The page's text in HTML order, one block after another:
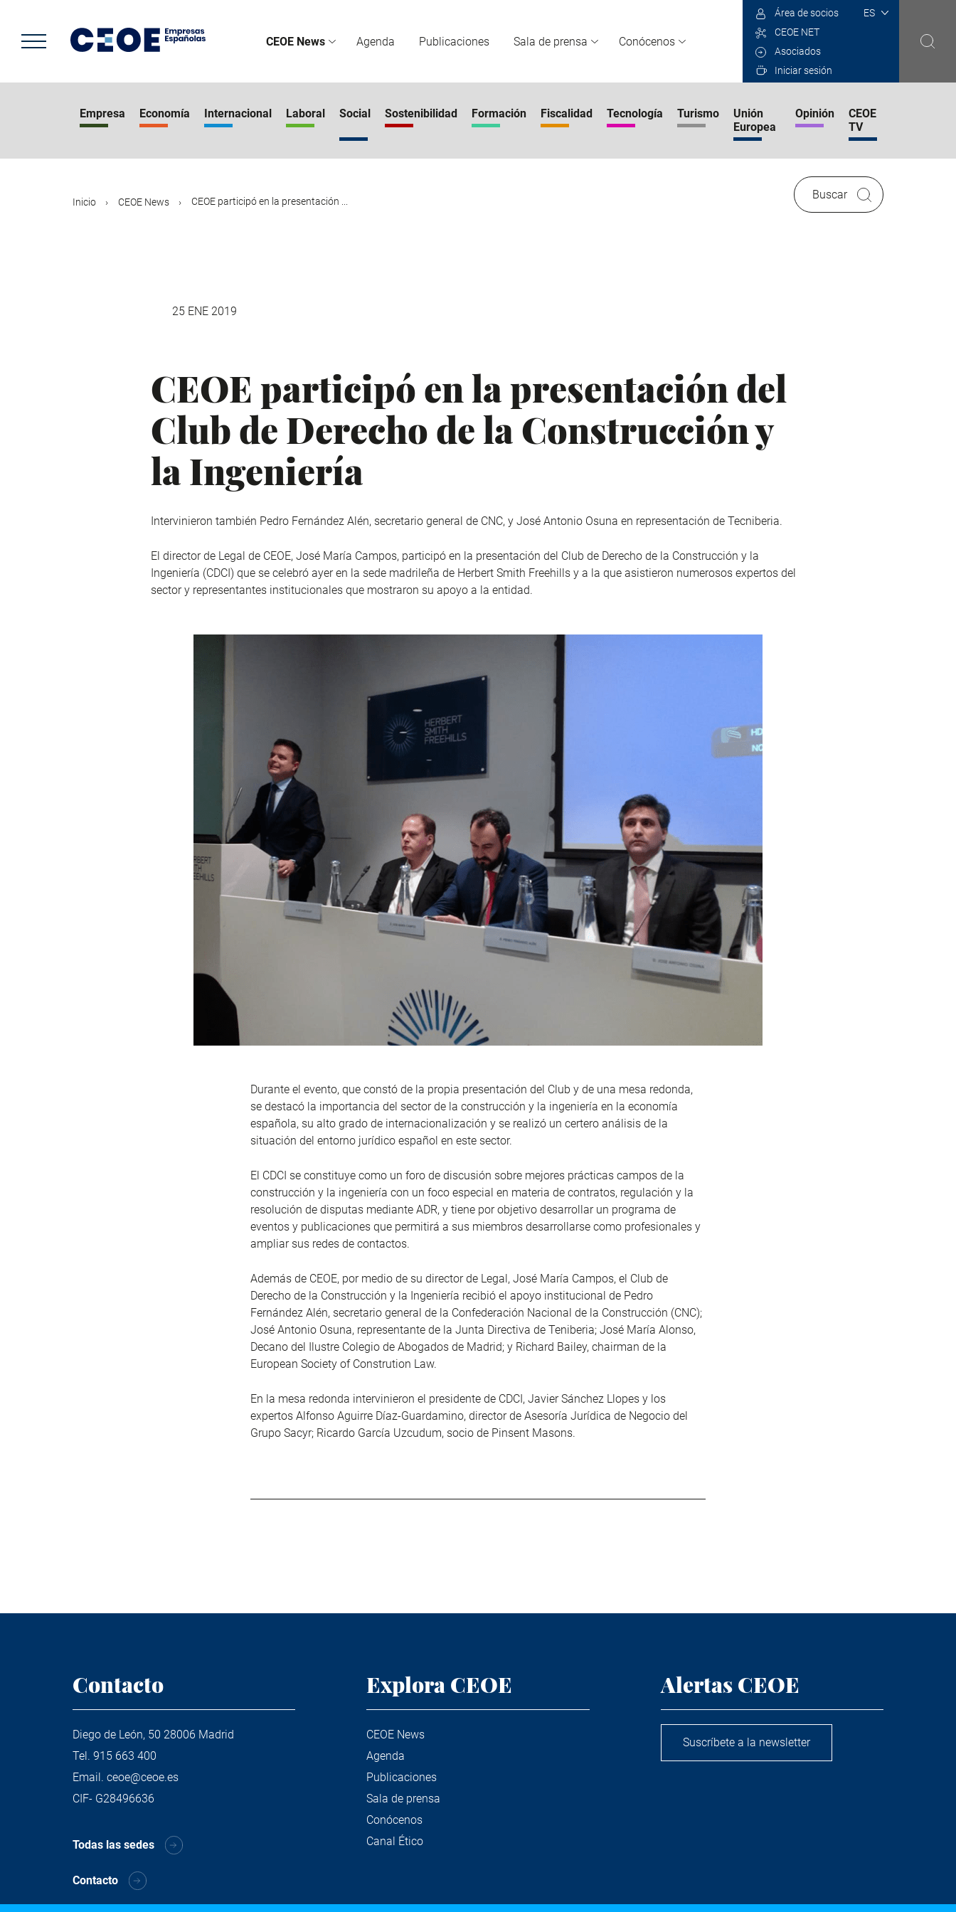
contenido
principal
CEOE News Agenda Publicaciones Sala de prensa Conócenos
Select
Área de socios
CEOE NET
Asociados
Iniciar sesión
Empresa Economía Internacional Laboral Social Sostenibilidad Formación Fiscalidad Tecnología Turismo
Unión
Europea
Opinión
CEOE
TV
Inicio CEOE News CEOE participó en la presentación ...
Buscar
25 ENE 2019
CEOE participó en la presentación del
Club de Derecho de la Construcción y
la Ingeniería
Intervinieron también Pedro Fernández Alén, secretario general de CNC, y José Antonio Osuna en representación de Tecniberia.
El director de Legal de CEOE, José María Campos, participó en la presentación del Club de Derecho de la Construcción y la
Ingeniería (CDCI) que se celebró ayer en la sede madrileña de Herbert Smith Freehills y a la que asistieron numerosos expertos del
sector y representantes institucionales que mostraron su apoyo a la entidad.
Durante el evento, que constó de la propia presentación del Club y de una mesa redonda,
se destacó la importancia del sector de la construcción y la ingeniería en la economía
española, su alto grado de internacionalización y se realizó un certero análisis de la
situación del entorno jurídico español en este sector.
El CDCI se constituye como un foro de discusión sobre mejores prácticas campos de la
construcción y la ingeniería con un foco especial en materia de contratos, regulación y la
resolución de disputas mediante ADR, y tiene por objetivo desarrollar un programa de
eventos y publicaciones que permitirá a sus miembros desarrollarse como profesionales y
ampliar sus redes de contactos.
Además de CEOE, por medio de su director de Legal, José María Campos, el Club de
Derecho de la Construcción y la Ingeniería recibió el apoyo institucional de Pedro
Fernández Alén, secretario general de la Confederación Nacional de la Construcción (CNC);
José Antonio Osuna, representante de la Junta Directiva de Teniberia; José María Alonso,
Decano del Ilustre Colegio de Abogados de Madrid; y Richard Bailey, chairman de la
European Society of Constrution Law.
En la mesa redonda intervinieron el presidente de CDCI, Javier Sánchez Llopes y los
expertos Alfonso Aguirre Díaz-Guardamino, director de Asesoría Jurídica de Negocio del
Grupo Sacyr; Ricardo García Uzcudum, socio de Pinsent Masons.
Contacto
Diego de León, 50 28006 Madrid
Tel. 915 663 400
Email. ceoe@ceoe.es
CIF- G28496636
Todas las sedes
Contacto
Explora CEOE
CEOE News
Agenda
Publicaciones
Sala de prensa
Conócenos
Canal Ético
Alertas CEOE
Suscríbete a la newsletter